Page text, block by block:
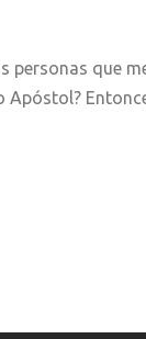
personas que
Apóstol?